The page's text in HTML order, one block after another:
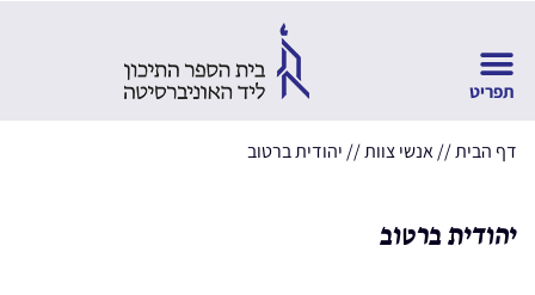
דף הבית//אנשי צוות// יהודית ברטוב
יהודית ברטוב